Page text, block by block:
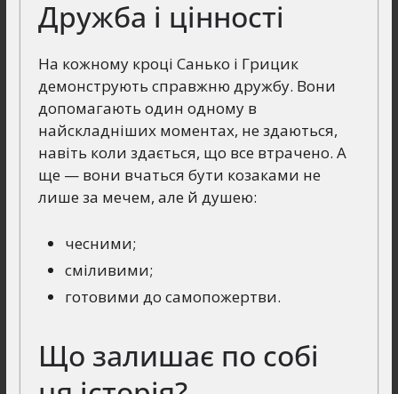
Дружба і цінності
На кожному кроці Санько і Грицик
демонструють справжню дружбу. Вони
допомагають один одному в
найскладніших моментах, не здаються,
навіть коли здається, що все втрачено. А
ще — вони вчаться бути козаками не
лише за мечем, але й душею:
чесними;
сміливими;
готовими до самопожертви.
Що залишає по собі